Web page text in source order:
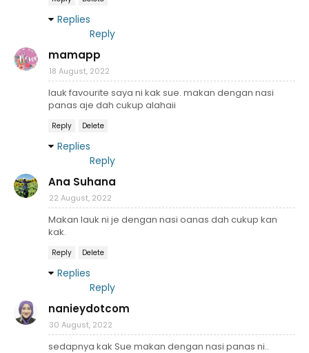
Replies
Reply
mamapp
18 August, 2022
lauk favourite saya ni kak sue. makan dengan nasi
panas aje dah cukup alahaii
Reply Delete
Replies
Reply
Ana Suhana
22 August, 2022
Makan lauk ni je dengan nasi oanas dah cukup kan
kak.
Reply Delete
Replies
Reply
nanieydotcom
30 August, 2022
sedapnya kak Sue makan dengan nasi panas ni..